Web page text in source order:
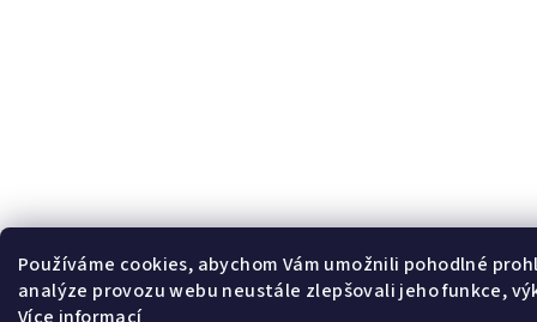
Používáme cookies, abychom Vám umožnili pohodlné
analýze provozu webu neustále zlepšovali jeho funkce,